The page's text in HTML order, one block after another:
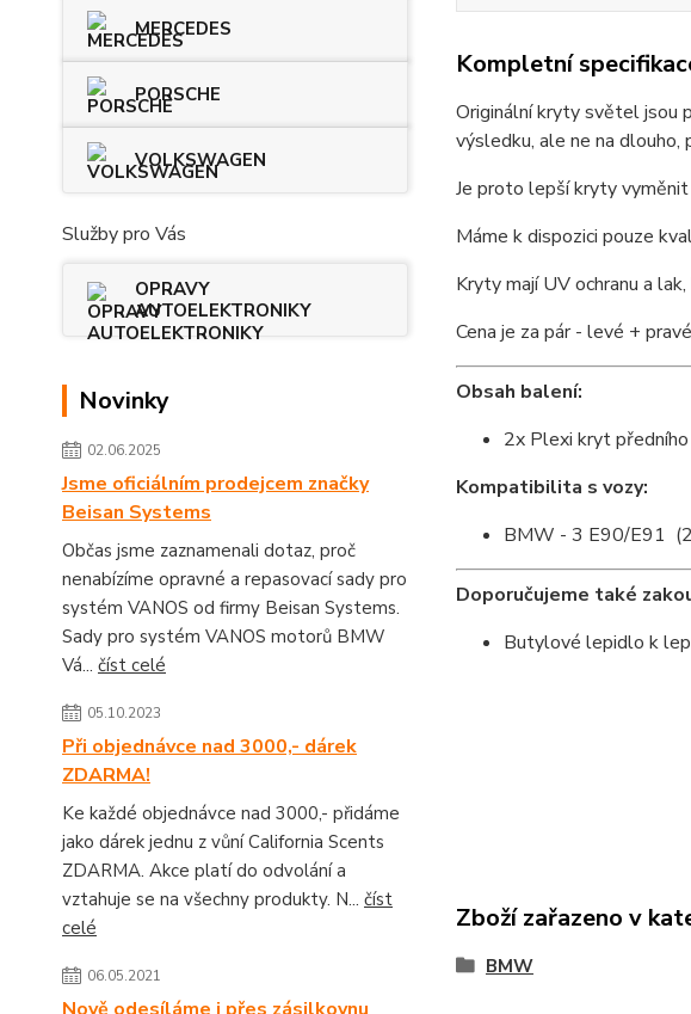
MERCEDES
PORSCHE
VOLKSWAGEN
Služby pro Vás
OPRAVY
AUTOELEKTRONIKY
Novinky
02.06.2025
Jsme oficiálním prodejcem značky
Beisan Systems
Občas jsme zaznamenali dotaz, proč
nenabízíme opravné a repasovací sady pro
systém VANOS od firmy Beisan Systems.
Sady pro systém VANOS motorů BMW
Vá... číst celé
05.10.2023
Při objednávce nad 3000,- dárek
ZDARMA!
Ke každé objednávce nad 3000,- přidáme
jako dárek jednu z vůní California Scents
ZDARMA. Akce platí do odvolání a
vztahuje se na všechny produkty. N... číst
celé
06.05.2021
Kompletní
Originální kryty světel jsou
výsledku, ale ne na
Je proto lepší kryty
Máme k dispozici pouze
Kryty mají UV ochranu a
Cena je za pár - levé +
Obsah balení:
2x Plexi kryt
Kompatibilita s vozy:
BMW - 3 E90/E91
Doporučujeme také
Butylové lepidlo k
Zboží zařazeno v
BMW